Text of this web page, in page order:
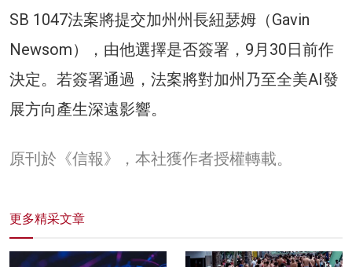
SB 1047法案將提交加州州長紐瑟姆（Gavin
Newsom），由他選擇是否簽署，9月30日前作
決定。若簽署通過，法案將對加州乃至全美AI發
展方向產生深遠影響。
原刊於《信報》，本社獲作者授權轉載。
更多精采文章